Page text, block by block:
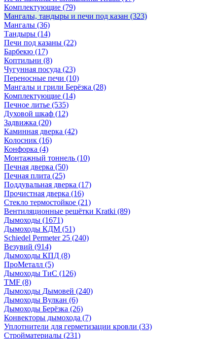
Комплектующие (79)
Мангалы, тандыры и печи под казан (323)
Мангалы (36)
Тандыры (14)
Печи под казаны (22)
Барбекю (17)
Коптильни (8)
Чугунная посуда (23)
Переносные печи (10)
Мангалы и грили Берёзка (28)
Комплектующие (14)
Печное литье (535)
Духовой шкаф (12)
Задвижка (20)
Каминная дверка (42)
Колосник (16)
Конфорка (4)
Монтажный тоннель (10)
Печная дверка (50)
Печная плита (25)
Поддувальная дверка (17)
Прочистная дверка (16)
Стекло термостойкое (21)
Вентиляционные решётки Kratki (89)
Дымоходы (1671)
Дымоходы КДМ (51)
Schiedel Permeter 25 (240)
Везувий (914)
Дымоходы КПД (8)
ПроМеталл (5)
Дымоходы ТиС (126)
TMF (8)
Дымоходы Дымовей (240)
Дымоходы Вулкан (6)
Дымоходы Берёзка (26)
Конвекторы дымохода (7)
Уплотнители для герметизации кровли (33)
Стройматериалы (231)